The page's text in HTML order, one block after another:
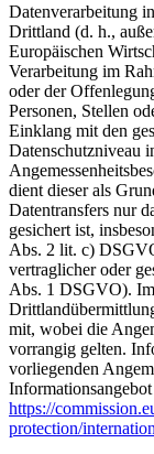
Datenverarbeitung
Drittland (d. h.,
Europäischen
Verarbeitung im
oder der
Personen, Stellen
Einklang mit den
Datenschutzniveau
dient dieser als
Datentransfers nur
gesichert ist,
Abs. 2 lit. c)
vertraglicher oder
Abs. 1 DSGVO).
mit, wobei die
vorrangig gelten.
vorliegenden
https://
protection/